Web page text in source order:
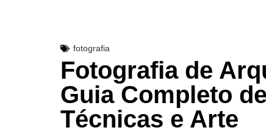
fotografia
Fotografia de
Guia Completo de
Técnicas e Arte